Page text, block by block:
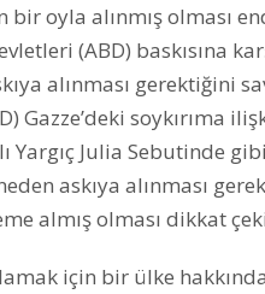
bir oyla alınmış olması
(ABD) baskısına
alınması gerektiğini
Gazze’deki soykırıma
Julia Sebutinde
askıya alınması
almış olması dikkat
için bir ülke